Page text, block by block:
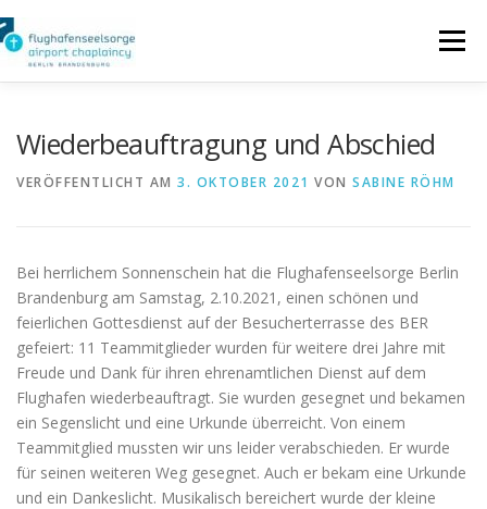
Inhalt
springen
Menü
INTERN
IMPRESSUM
Wiederbeauftragung und Abschied
VERÖFFENTLICHT AM 3. OKTOBER 2021 VON SABINE RÖHM
Bei herrlichem Sonnenschein hat die Flughafenseelsorge Berlin
Brandenburg am Samstag, 2.10.2021, einen schönen und
feierlichen Gottesdienst auf der Besucherterrasse des BER
gefeiert: 11 Teammitglieder wurden für weitere drei Jahre mit
Freude und Dank für ihren ehrenamtlichen Dienst auf dem
Flughafen wiederbeauftragt. Sie wurden gesegnet und bekamen
ein Segenslicht und eine Urkunde überreicht. Von einem
Teammitglied mussten wir uns leider verabschieden. Er wurde
für seinen weiteren Weg gesegnet. Auch er bekam eine Urkunde
und ein Dankeslicht. Musikalisch bereichert wurde der kleine